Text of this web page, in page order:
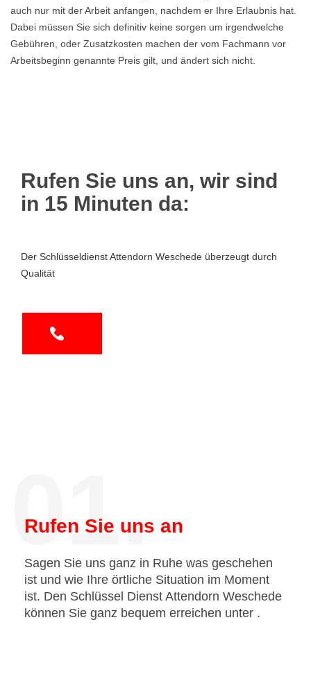
auch nur mit der Arbeit anfangen, nachdem er Ihre Erlaubnis hat.
Dabei müssen Sie sich definitiv keine sorgen um irgendwelche
Gebühren, oder Zusatzkosten machen der vom Fachmann vor
Arbeitsbeginn genannte Preis gilt, und ändert sich nicht.
Rufen Sie uns an, wir sind
in 15 Minuten da:
Der Schlüsseldienst Attendorn Weschede überzeugt durch
Qualität
01.
Rufen Sie uns an
Sagen Sie uns ganz in Ruhe was geschehen
ist und wie Ihre örtliche Situation im Moment
ist. Den Schlüssel Dienst Attendorn Weschede
können Sie ganz bequem erreichen unter .